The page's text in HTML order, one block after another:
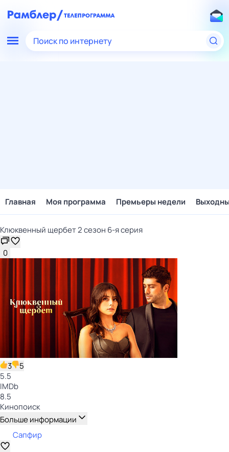
Поиск по интернету
Главная Моя программа Премьеры недели
Клюквенный щербет 2 сезон 6-я серия
0
3
5
5.5
IMDb
8.5
Кинопоиск
Больше информации
Сапфир